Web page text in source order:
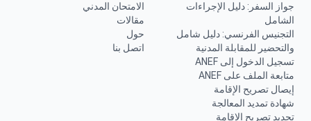
جواز السفر: دليل الإجراءات
الشامل
التجنيس الفرنسي: دليل شامل
والتحضير للمقابلة المدنية
تسجيل الدخول إلى ANEF
متابعة الملف على ANEF
إيصال تصريح الإقامة
شهادة تمديد المعالجة
تجديد تصريح الإقامة
الامتحان المدني
مقالات
حول
اتصل بنا